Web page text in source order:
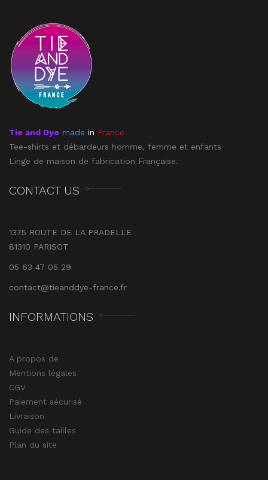
Tie and Dye made in France
Tee-shirts et débardeurs homme, femme et enfants
Linge de maison de fabrication Française.
CONTACT US
1375 ROUTE DE LA PRADELLE
81310 PARISOT
05 63 47 05 29
contact@tieanddye-france.fr
INFORMATIONS
A propos de
Mentions légales
CGV
Paiement sécurisé
Livraison
Guide des tailles
Plan du site